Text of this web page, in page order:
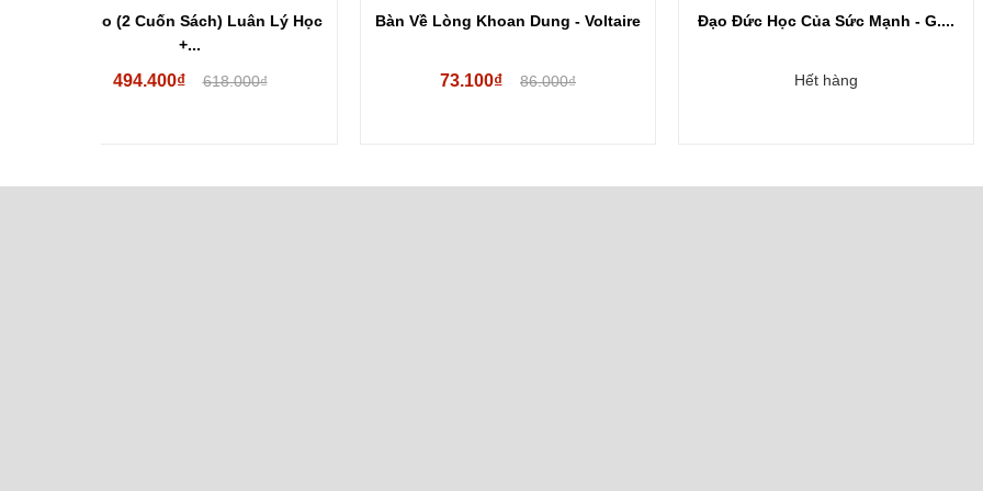
Bàn Về Lòng Khoan Dung - Voltaire
73.100₫
Đạo Đức Học Của Sức Mạnh - G....
Hết hàng
Các Mức Độ Của Đời Sống